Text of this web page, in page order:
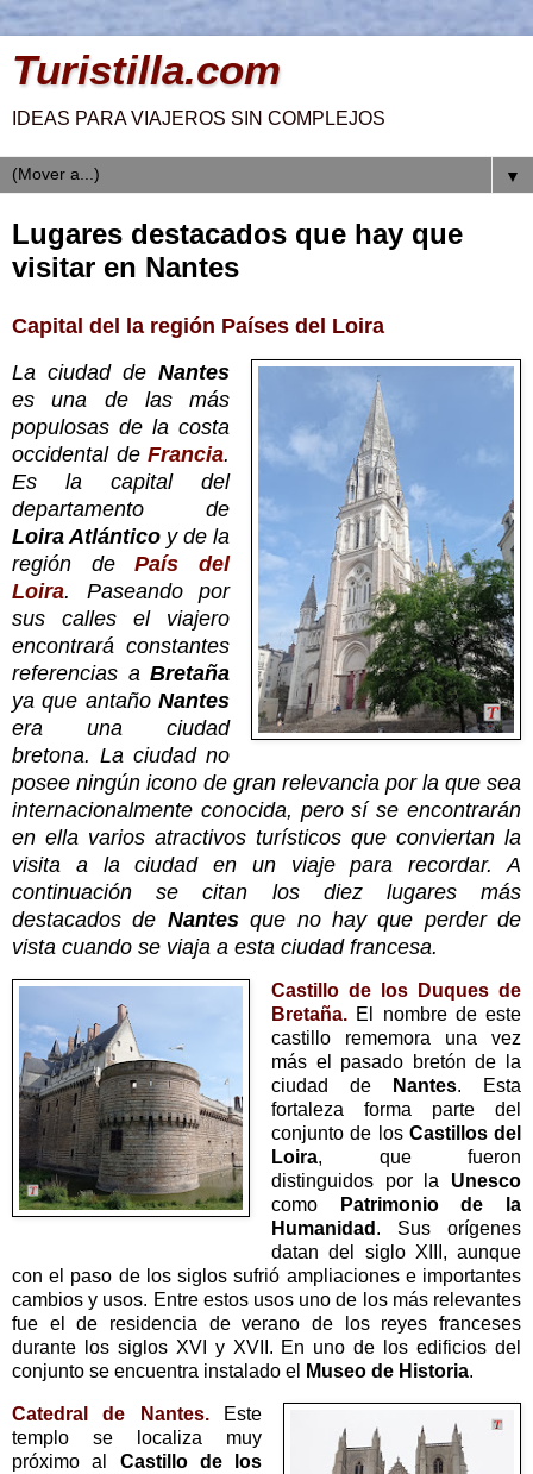
Turistilla.com
IDEAS PARA VIAJEROS SIN COMPLEJOS
▼
Lugares destacados que hay que
visitar en Nantes
Capital del la región Países del Loira
La ciudad de Nantes
es una de las más
populosas de la costa
occidental de Francia.
Es la capital del
departamento de
Loira Atlántico y de la
región dePaís del
Loira. Paseando por
sus calles el viajero
encontrará constantes
referencias a Bretaña
ya que antaño Nantes
era una ciudad
bretona. La ciudad no
posee ningún icono de gran relevancia por la que sea
internacionalmente conocida, pero sí se encontrarán
en ella varios atractivos turísticos que conviertan la
visita a la ciudad en un viaje para recordar. A
continuación se citan los diez lugares más
destacados de Nantesque no hay que perder de
vista cuando se viaja a esta ciudad francesa.
Castillo de los Duques de
Bretaña. El nombre de este
castillo rememora una vez
más el pasado bretón de la
ciudad de
Nantes. Esta
fortaleza forma parte del
conjunto de los Castillos del
Loira, que fueron
distinguidos por la Unesco
como
Patrimonio de la
Humanidad . Sus orígenes
datan del siglo XIII, aunque
con el paso de los siglos sufrió ampliaciones e importantes
cambios y usos. Entre estos usos uno de los más relevantes
fue el de residencia de verano de los reyes franceses
durante los siglos XVI y XVII. En uno de los edificios del
conjunto se encuentra instalado el
Museo de Historia.
Catedral de Nantes.Este
templo se localiza muy
próximo al Castillo de los